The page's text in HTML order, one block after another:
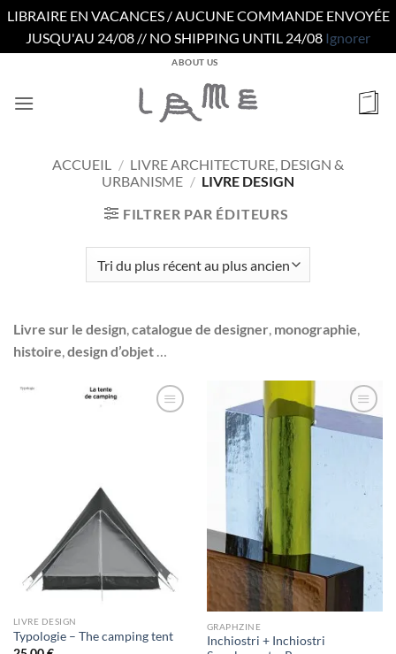
LIBRAIRE EN VACANCES / AUCUNE COMMANDE ENVOYÉE
JUSQU'AU 24/08 // NO SHIPPING UNTIL 24/08 Ignorer
contenu
ABOUT US
ACCUEIL / LIVRE ARCHITECTURE, DESIGN &
URBANISME / LIVRE DESIGN
FILTRER PAR ÉDITEURS
Livre sur le design,catalogue de designer, monographie,
histoire,design d’objet …
LIVRE DESIGN
Typologie – The camping tent
à la
GRAPHZINE
Inchiostri + Inchiostri